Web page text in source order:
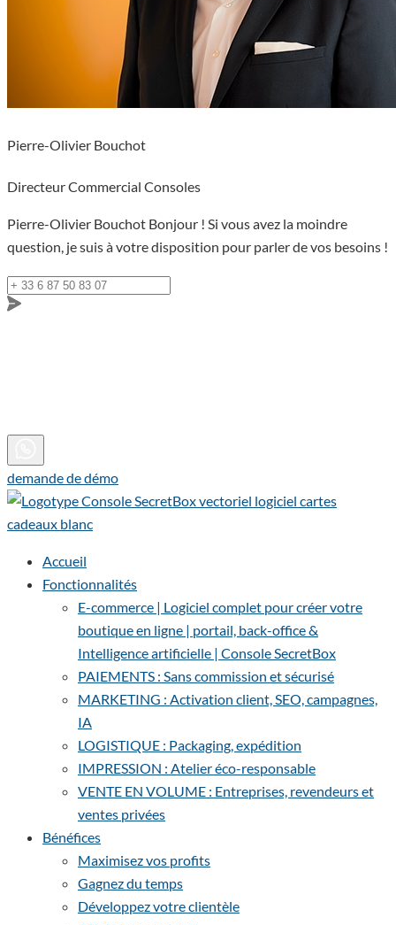
Pierre-Olivier Bouchot
Directeur Commercial Consoles
Pierre-Olivier Bouchot Bonjour ! Si vous avez la moindre
question, je suis à votre disposition pour parler de vos besoins !
demande de démo
Accueil
Fonctionnalités
E-commerce | Logiciel complet pour créer votre
boutique en ligne | portail, back-office &
Intelligence artificielle | Console SecretBox
PAIEMENTS : Sans commission et sécurisé
MARKETING : Activation client, SEO, campagnes,
IA
LOGISTIQUE : Packaging, expédition
IMPRESSION : Atelier éco-responsable
VENTE EN VOLUME : Entreprises, revendeurs et
ventes privées
Bénéfices
Maximisez vos profits
Gagnez du temps
Développez votre clientèle